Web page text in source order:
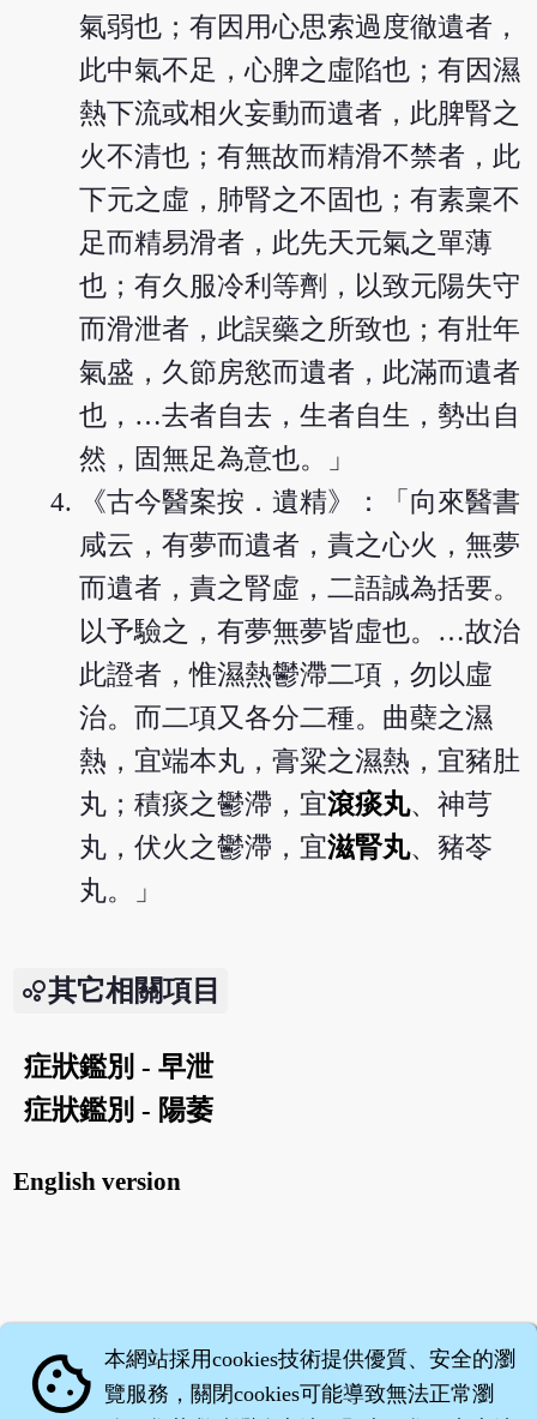
氣弱也；有因用心思索過度徹遺者，
此中氣不足，心脾之虛陷也；有因濕
熱下流或相火妄動而遺者，此脾腎之
火不清也；有無故而精滑不禁者，此
下元之虛，肺腎之不固也；有素稟不
足而精易滑者，此先天元氣之單薄
也；有久服冷利等劑，以致元陽失守
而滑泄者，此誤藥之所致也；有壯年
氣盛，久節房慾而遺者，此滿而遺者
也，…去者自去，生者自生，勢出自
然，固無足為意也。」
《古今醫案按．遺精》：「向來醫書
咸云，有夢而遺者，責之心火，無夢
而遺者，責之腎虛，二語誠為括要。
以予驗之，有夢無夢皆虛也。…故治
此證者，惟濕熱鬱滯二項，勿以虛
治。而二項又各分二種。曲蘗之濕
熱，宜端本丸，膏粱之濕熱，宜豬肚
丸；積痰之鬱滯，宜滾痰丸、神芎
丸，伏火之鬱滯，宜滋腎丸、豬苓
丸。」
其它相關項目
症狀鑑別 - 早泄
症狀鑑別 - 陽萎
English version
cookie 本網站採用cookies技術提供優質、安全的瀏
覽服務，關閉cookies可能導致無法正常瀏